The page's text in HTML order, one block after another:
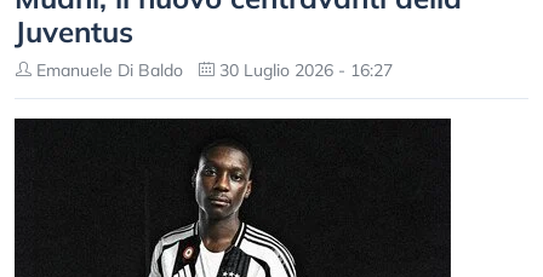
Juventus
Emanuele Di Baldo 30 Luglio 2026 - 16:27